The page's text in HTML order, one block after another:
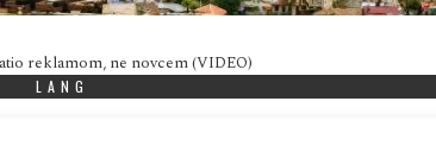
reklamom, ne novcem (VIDEO)
LANG